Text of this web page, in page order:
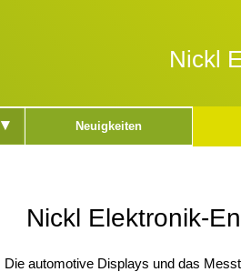
Nickl
▾ Neuigkeiten
Nickl Elektronik-
Die automotive Displays und das